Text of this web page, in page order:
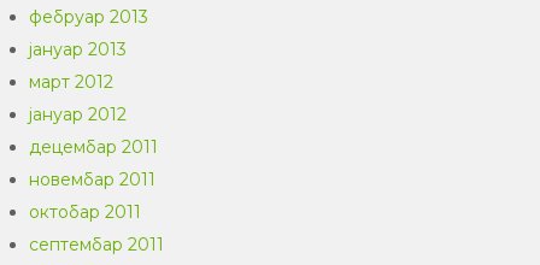
фебруар 2013
јануар 2013
март 2012
јануар 2012
децембар 2011
новембар 2011
октобар 2011
септембар 2011